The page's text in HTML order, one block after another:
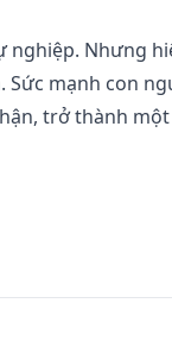
nghiệp. Nhưng
Sức mạnh con
trở thành
thế lực bí ẩn
đoạt quyền lực,
chỉ", một